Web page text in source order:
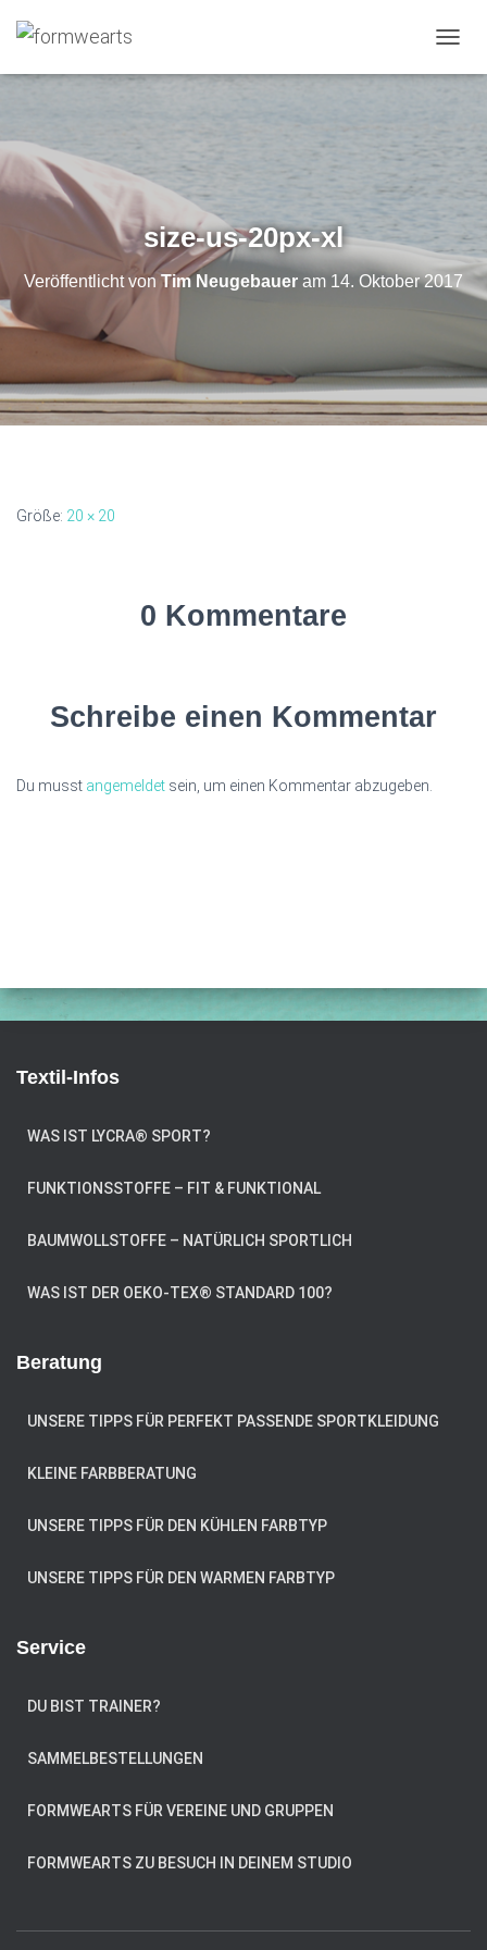
A
M
A
L
T
E
size-us-20px-xl
Veröffentlicht von Tim Neugebauer am 14. Oktober 2017
Größe: 20 × 20
0 Kommentare
Schreibe einen Kommentar
Du musst angemeldet sein, um einen Kommentar abzugeben.
Textil-Infos
WAS IST LYCRA® SPORT?
FUNKTIONSSTOFFE – FIT & FUNKTIONAL
BAUMWOLLSTOFFE – NATÜRLICH SPORTLICH
WAS IST DER OEKO-TEX® STANDARD 100?
Beratung
UNSERE TIPPS FÜR PERFEKT PASSENDE SPORTKLEIDUNG
KLEINE FARBBERATUNG
UNSERE TIPPS FÜR DEN KÜHLEN FARBTYP
UNSERE TIPPS FÜR DEN WARMEN FARBTYP
Service
DU BIST TRAINER?
SAMMELBESTELLUNGEN
FORMWEARTS FÜR VEREINE UND GRUPPEN
FORMWEARTS ZU BESUCH IN DEINEM STUDIO